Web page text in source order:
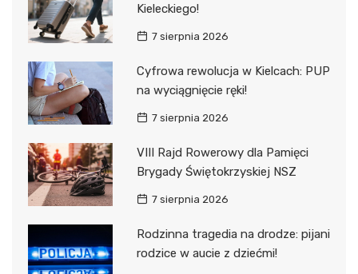
Kieleckiego!
7 sierpnia 2026
Cyfrowa rewolucja w Kielcach: PUP
na wyciągnięcie ręki!
7 sierpnia 2026
VIII Rajd Rowerowy dla Pamięci
Brygady Świętokrzyskiej NSZ
7 sierpnia 2026
Rodzinna tragedia na drodze: pijani
rodzice w aucie z dziećmi!